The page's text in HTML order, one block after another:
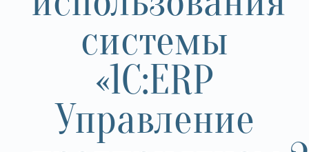
системы
«1C:ERP
Управление